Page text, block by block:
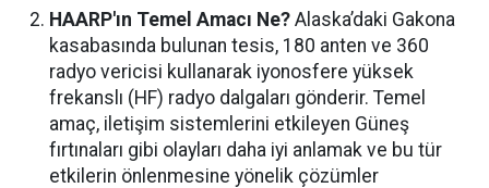
HAARP'ın Temel Amacı Ne? Alaska’daki Gakona
kasabasında bulunan tesis, 180 anten ve 360
radyo vericisi kullanarak iyonosfere yüksek
frekanslı (HF) radyo dalgaları gönderir. Temel
amaç, iletişim sistemlerini etkileyen Güneş
fırtınaları gibi olayları daha iyi anlamak ve bu tür
etkilerin önlenmesine yönelik çözümler